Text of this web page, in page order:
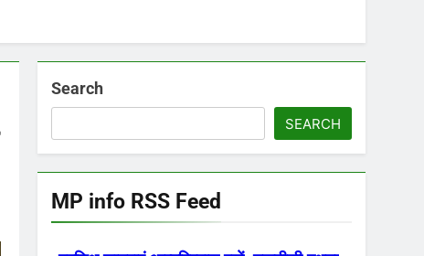
Search
SEARCH
MP info RSS Feed